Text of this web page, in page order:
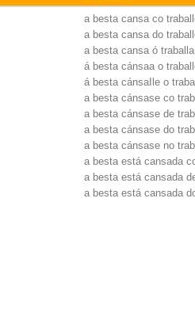
a besta cansa co
a besta cansa do
a besta cansa ó
á besta cánsaa o
á besta cánsaIle o
a besta cánsase co
a besta cánsase de
a besta cánsase do
a besta cánsase no
a besta está cansada
a besta está cansada
a besta está cansada